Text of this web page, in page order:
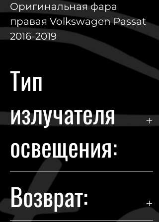
Оригинальная фара
правая Volkswagen Passat
2016-2019
Тип
излучателя
освещения:
Галоген
Возврат: